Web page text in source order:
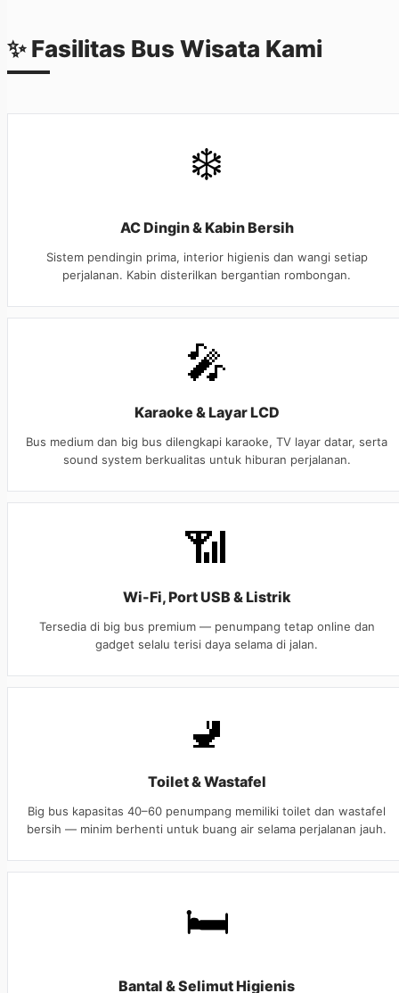
✨ Fasilitas Bus Wisata Kami
❄️
AC Dingin & Kabin Bersih
Sistem pendingin prima, interior higienis dan wangi setiap
perjalanan. Kabin disterilkan bergantian rombongan.
🎤
Karaoke & Layar LCD
Bus medium dan big bus dilengkapi karaoke, TV layar datar, serta
sound system berkualitas untuk hiburan perjalanan.
📶
Wi-Fi, Port USB & Listrik
Tersedia di big bus premium — penumpang tetap online dan
gadget selalu terisi daya selama di jalan.
🚽
Toilet & Wastafel
Big bus kapasitas 40–60 penumpang memiliki toilet dan wastafel
bersih — minim berhenti untuk buang air selama perjalanan jauh.
🛏️
Bantal & Selimut Higienis